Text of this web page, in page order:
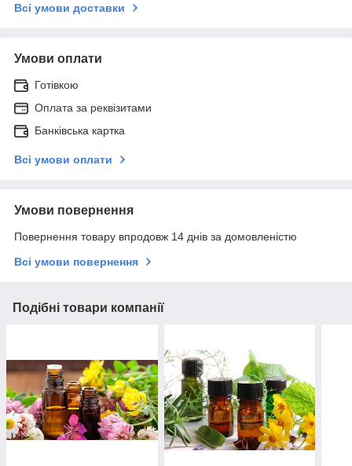
Всі умови доставки
Умови оплати
Готівкою
Оплата за реквізитами
Банківська картка
Всі умови оплати
Умови повернення
Повернення товару впродовж 14 днів за домовленістю
Всі умови повернення
Подібні товари компанії